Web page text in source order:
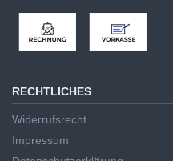
RECHTLICHES
Widerrufsrecht
Impressum